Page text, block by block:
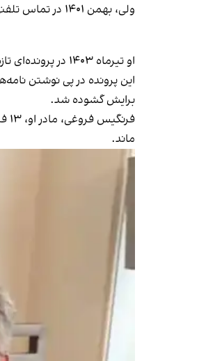
ولی، بهمن ۱۴۰۱ در تماس تلفنی از شرطی بودن دستور «عفو» علی خامنه‌ای، رهبر جمهوری اسلامی و تحت‌ فشار بودن برای اعتراف اجباری در ازای آزادی خبر داد.
او تیرماه ۱۴۰۳ در پرونده‌ای تازه به اتهام «فعالیت تبلیغی علیه نظام» به یک سال حبس، دو سال ممنوعیت خروج از کشور و منع استفاده از شبکه‌های مجازی محکوم شد.
این پرونده در پی نوشتن
برایش گشوده شد.
ماند.